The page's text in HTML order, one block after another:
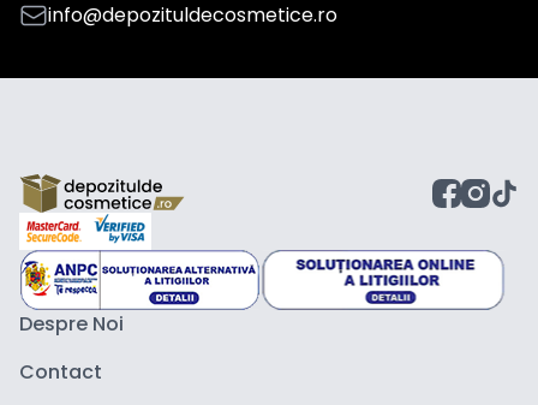
info@depozituldecosmetice.ro
Despre Noi
Contact